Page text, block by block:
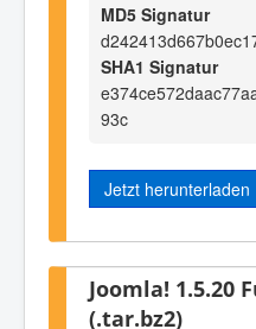
MD5 Signatur
SHA1 Signatur
93c
Jetzt herunterladen
Joomla! 1.5.20
(.tar.bz2)